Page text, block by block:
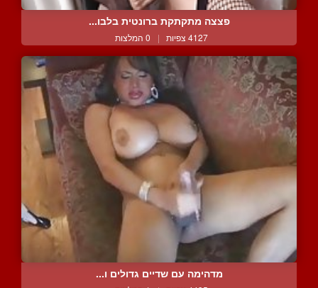
פצצה מתקתקת ברונטית בלבו...
4127 צפיות | 0 המלצות
מדהימה עם שדיים גדולים ו...